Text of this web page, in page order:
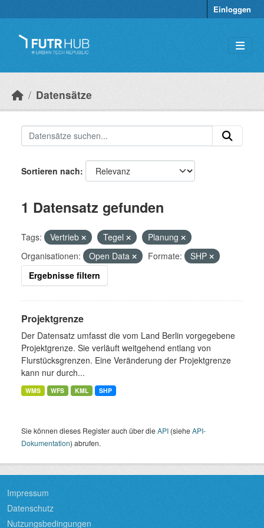
Einloggen
Datensätze
Sortieren nach
1 Datensatz gefunden
Tags: Vertrieb Tegel
Planung
Organisationen:
Open Data Formate:
SHP
Ergebnisse filtern
Projektgrenze
Der Datensatz umfasst die vom Land Berlin vorgegebene
Projektgrenze. Sie verläuft weitgehend entlang von
Flurstücksgrenzen. Eine Veränderung der Projektgrenze
kann nur durch...
WMS WFS KML SHP
Sie können dieses Register auch über dieAPI (sieheAPI-
Dokumentation) abrufen.
Impressum
Datenschutz
Nutzungsbedingungen